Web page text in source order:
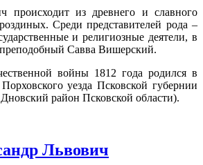
происходит из древнего и славного
Среди представителей рода –
и религиозные деятели, в
Савва Вишерский.
войны 1812 года родился в
уезда Псковской губернии
район Псковской области).
Львович